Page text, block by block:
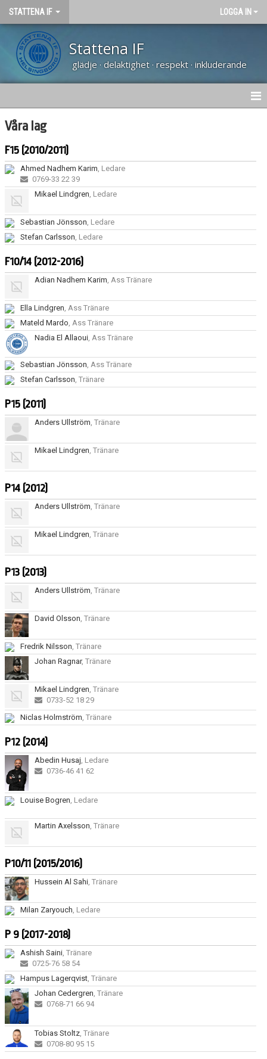
STATTENA IF LOGGA IN
Stattena IF
glädje · delaktighet · respekt · inkluderande
HEM
NYHETER
OM KLUBBEN
KALENDER
VÅRA LAG
DOMARE, MATCHER.
AVGIFTER
FÖRENINGSSHOP
KONTAKT
STATTENA CUP
INTRESSEANMÄLAN SOM TRÄNARE/LEDARE
INTRESSEANMÄLAN MEDLEM/SPELARE
Våra lag
F15 (2010/2011)
Ahmed Nadhem Karim, Ledare
0769-33 22 39
Mikael Lindgren, Ledare
Sebastian Jönsson, Ledare
Stefan Carlsson, Ledare
F10/14 (2012-2016)
Adian Nadhem Karim, Ass Tränare
Ella Lindgren, Ass Tränare
Mateld Mardo, Ass Tränare
Nadia El Allaoui, Ass Tränare
Sebastian Jönsson, Ass Tränare
Stefan Carlsson, Tränare
P15 (2011)
Anders Ullström, Tränare
Mikael Lindgren, Tränare
P14 (2012)
Anders Ullström, Tränare
Mikael Lindgren, Tränare
P13 (2013)
Anders Ullström, Tränare
David Olsson, Tränare
Fredrik Nilsson, Tränare
Johan Ragnar, Tränare
Mikael Lindgren, Tränare
0733-52 18 29
Niclas Holmström, Tränare
P12 (2014)
Abedin Husaj, Ledare
0736-46 41 62
Louise Bogren, Ledare
Martin Axelsson, Tränare
P10/11 (2015/2016)
Hussein Al Sahi, Tränare
Milan Zaryouch, Ledare
P 9 (2017-2018)
Ashish Saini, Tränare
0725-76 58 54
Hampus Lagerqvist, Tränare
Johan Cedergren, Tränare
0768-71 66 94
Tobias Stoltz, Tränare
0708-80 95 15